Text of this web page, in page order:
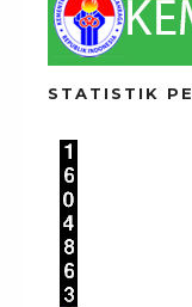
STATISTIK